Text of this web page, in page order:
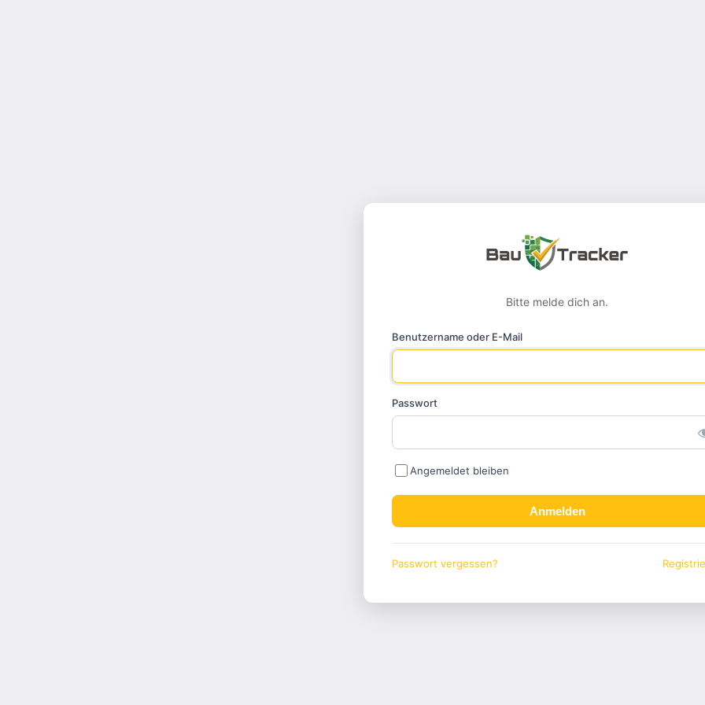
Bitte melde dich an.
Benutzername oder E-Mail
Passwort
Angemeldet bleiben
Anmelden
Passwort vergessen?